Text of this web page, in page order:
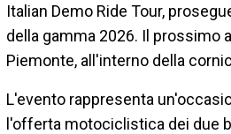
Italian Demo Ride Tour,
della gamma 2026. Il prossimo
Piemonte, all'interno della
L'evento rappresenta
l'offerta motociclistica dei due